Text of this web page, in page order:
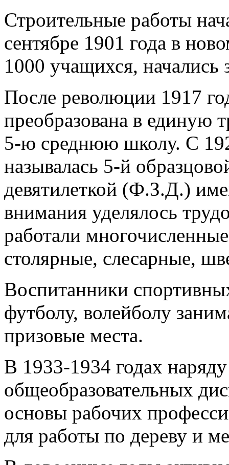
Строительные работы
сентябре 1901 года в
1000 учащихся, начались
После революции 1917
преобразована в единую
5-ю среднюю школу. С
называлась 5-й
девятилеткой (Ф.З.Д.)
внимания уделялось
работали
столярные, слесарные,
Воспитанники
футболу, волейболу
призовые места.
В 1933-1934 годах
общеобразовательных
основы рабочих
для работы по дереву и